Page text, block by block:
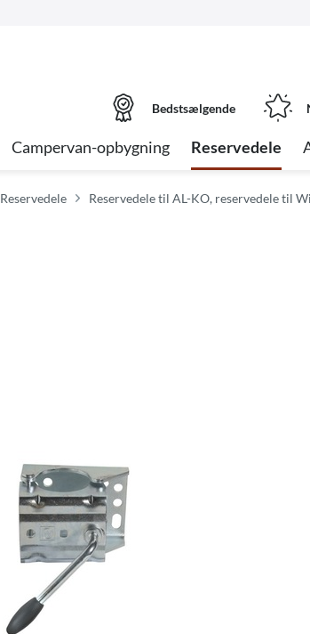
Bedstsælgende
Campervan-opbygning Reservedele
Reservedele Reservedele til AL-KO, reservedele til